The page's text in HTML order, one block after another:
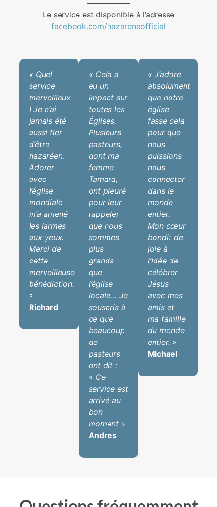
Le service est disponible à l’adresse
facebook.com/nazareneofficial
« Quel
service
merveilleux
! Je n’ai
jamais été
aussi fier
d’être
nazaréen.
Adorer
avec
l’église
mondiale
m’a amené
les larmes
aux yeux.
Merci de
cette
merveilleuse
bénédiction.
»
Richard
« Cela a
eu un
impact sur
toutes les
Églises.
Plusieurs
pasteurs,
dont ma
femme
Tamara,
ont pleuré
pour leur
rappeler
que nous
sommes
plus
grands
que
l’église
locale… Je
souscris à
ce que
beaucoup
de
pasteurs
ont dit :
« Ce
service est
arrivé au
bon
moment »
Andres
« J’adore
absolument
que notre
église
fasse cela
pour que
nous
puissions
nous
connecter
dans le
monde
entier.
Mon cœur
bondit de
joie à
l’idée de
célébrer
Jésus
avec mes
amis et
ma famille
du monde
entier. »
Michael